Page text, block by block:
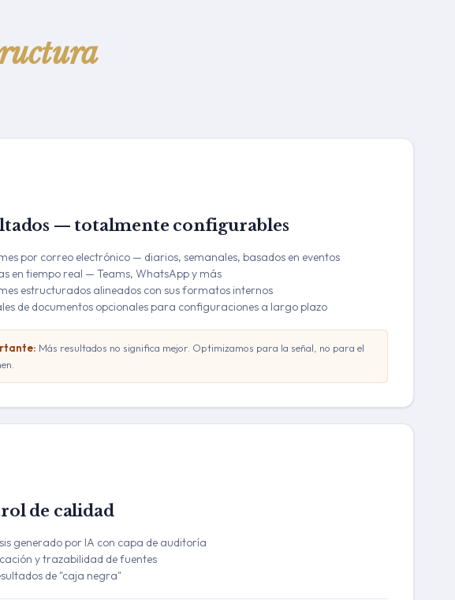
— totalmente configurables
por correo electrónico — diarios, semanales, basados en eventos
en tiempo real — Teams, WhatsApp y más
estructurados alineados con sus formatos internos
de documentos opcionales para configuraciones a largo plazo
Más resultados no significa mejor. Optimizamos para la señal, no para el
de calidad
generado por IA con capa de auditoría
y trazabilidad de fuentes
de "caja negra"